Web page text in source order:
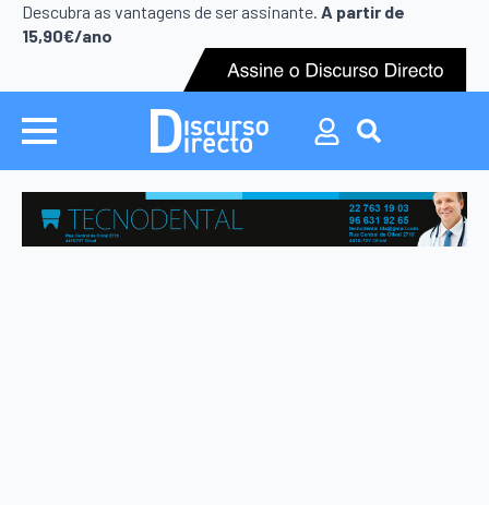
Descubra as vantagens de ser assinante. A partir de
15,90€/ano
Search
for:
Search